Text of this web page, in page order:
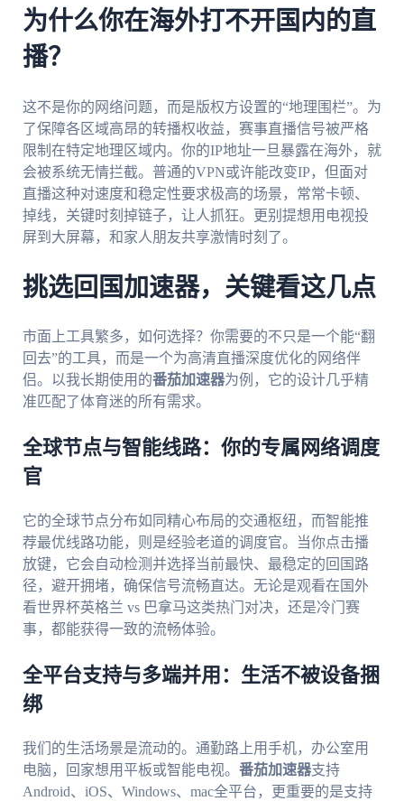
为什么你在海外打不开国内的直
播？
这不是你的网络问题，而是版权方设置的“地理围栏”。为
了保障各区域高昂的转播权收益，赛事直播信号被严格
限制在特定地理区域内。你的IP地址一旦暴露在海外，就
会被系统无情拦截。普通的VPN或许能改变IP，但面对
直播这种对速度和稳定性要求极高的场景，常常卡顿、
掉线，关键时刻掉链子，让人抓狂。更别提想用电视投
屏到大屏幕，和家人朋友共享激情时刻了。
挑选回国加速器，关键看这几点
市面上工具繁多，如何选择？你需要的不只是一个能“翻
回去”的工具，而是一个为高清直播深度优化的网络伴
侣。以我长期使用的番茄加速器为例，它的设计几乎精
准匹配了体育迷的所有需求。
全球节点与智能线路：你的专属网络调度
官
它的全球节点分布如同精心布局的交通枢纽，而智能推
荐最优线路功能，则是经验老道的调度官。当你点击播
放键，它会自动检测并选择当前最快、最稳定的回国路
径，避开拥堵，确保信号流畅直达。无论是观看在国外
看世界杯英格兰 vs 巴拿马这类热门对决，还是冷门赛
事，都能获得一致的流畅体验。
全平台支持与多端并用：生活不被设备捆
绑
我们的生活场景是流动的。通勤路上用手机，办公室用
电脑，回家想用平板或智能电视。 番茄加速器支持
Android、iOS、Windows、mac全平台，更重要的是支持